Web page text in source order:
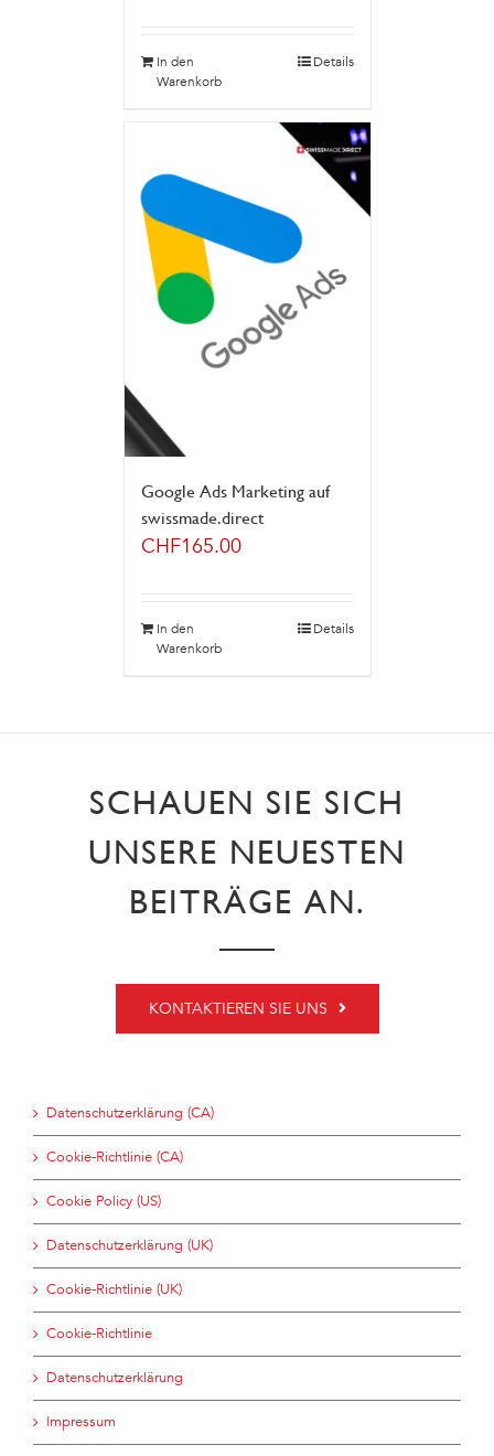
In den
Warenkorb
Details
Google Ads Marketing auf
swissmade.direct
CHF165.00
In den
Warenkorb
Details
SCHAUEN SIE SICH
UNSERE NEUESTEN
BEITRÄGE AN.
KONTAKTIEREN SIE UNS
Datenschutzerklärung (CA)
Cookie-Richtlinie (CA)
Cookie Policy (US)
Datenschutzerklärung (UK)
Cookie-Richtlinie (UK)
Cookie-Richtlinie
Datenschutzerklärung
Impressum